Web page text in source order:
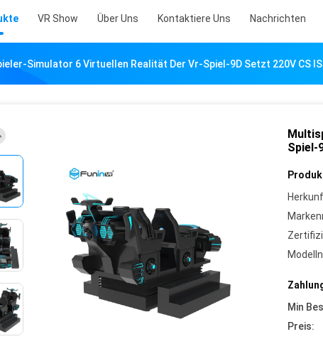
VR Show Über Uns Kontaktiere Uns Nachrichten
Simulator 6 Virtuellen Realität Der Vr-Spiel-9D Setzt 220V CS
Spiel-
Min
Preis: